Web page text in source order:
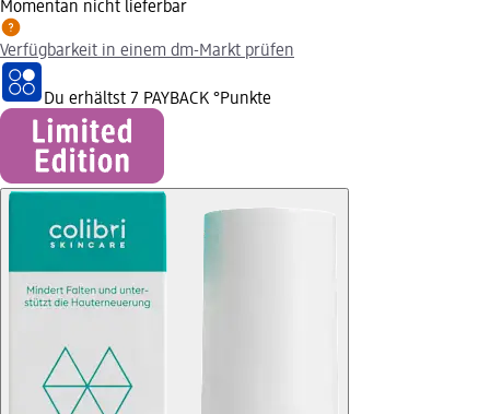
Momentan nicht lieferbar
Verfügbarkeit in einem dm-Markt prüfen
Du erhältst 7 PAYBACK °Punkte